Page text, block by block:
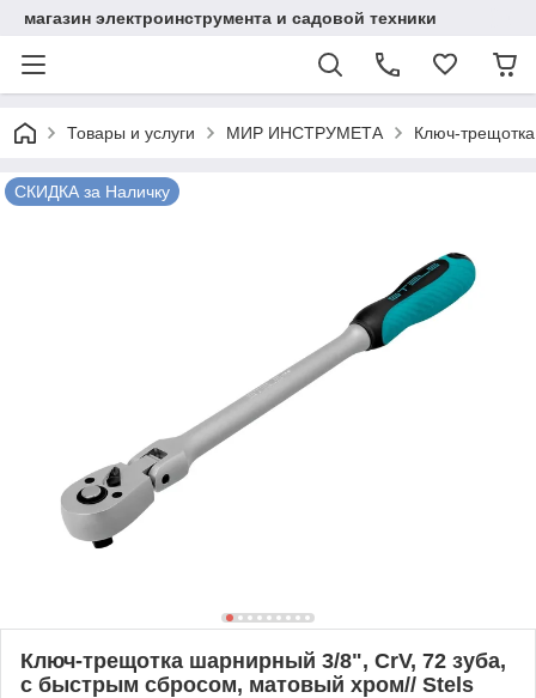
магазин электроинструмента и садовой техники
Товары и услуги МИР ИНСТРУМЕТА Ключ-
СКИДКА за Наличку
Ключ-трещотка шарнирный 3/8", СrV, 72 зуба,
с быстрым сбросом, матовый хром// Stels